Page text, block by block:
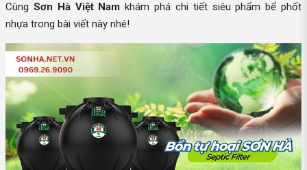
Cùng Sơn Hà Việt Nam khám phá chi tiết siêu phẩm bể phốt
nhựa trong bài viết này nhé!